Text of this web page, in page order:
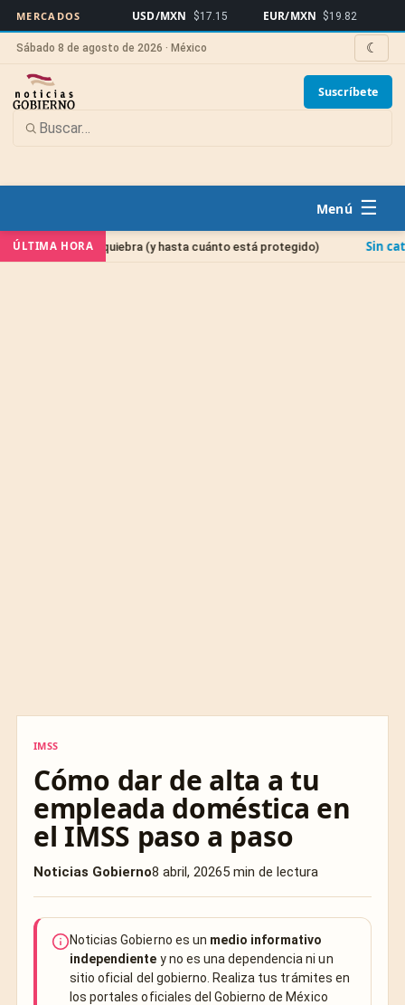
MERCADOS USD/MXN $17.15 EUR/MXN $19.82 Bitcoin
Sábado 8 de agosto de 2026 · México ☾
Suscríbete
☰
ÚLTIMA HORA
(y hasta cuánto está protegido) Sin categoría Cuenta
IMSS
Cómo dar de alta a tu
empleada doméstica en
el IMSS paso a paso
Noticias Gobierno8 abril, 20265 min de lectura
Noticias Gobierno es un medio informativo
independiente y no es una dependencia ni un
sitio oficial del gobierno. Realiza tus trámites en
los portales oficiales del Gobierno de México